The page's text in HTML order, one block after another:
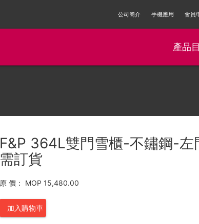
公司簡介 手機應用 會員
產品
F&P 364L雙門雪櫃-不鏽鋼-左
需訂貨
原 價： MOP 15,480.00
加入購物車